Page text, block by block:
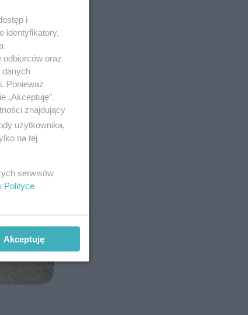
i
identyfikatory,
oraz
danych
Ponieważ
„Akceptuję”.
znajdujący
użytkownika,
na tej
serwisów
Polityce
Akceptuję